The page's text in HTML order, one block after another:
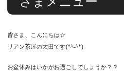
皆さま、こんにちは☆
リアン茶屋の太田です(*^-^*)
お盆休みはいかがお過ごしでしょうか？？